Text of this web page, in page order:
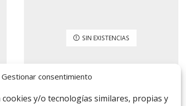
Gestionar consentimiento
y/o tecnologías similares, propias y
SIN EXISTENCIAS